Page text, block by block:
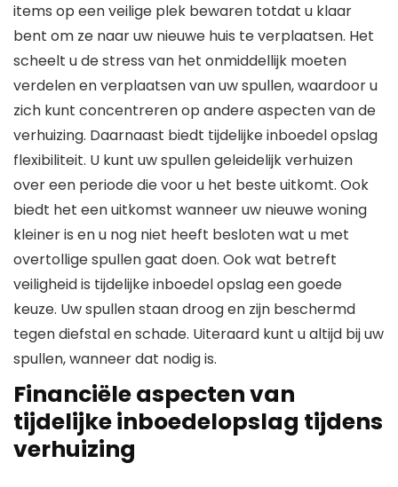
items op een veilige plek bewaren totdat u klaar
bent om ze naar uw nieuwe huis te verplaatsen. Het
scheelt u de stress van het onmiddellijk moeten
verdelen en verplaatsen van uw spullen, waardoor u
zich kunt concentreren op andere aspecten van de
verhuizing. Daarnaast biedt tijdelijke inboedel opslag
flexibiliteit. U kunt uw spullen geleidelijk verhuizen
over een periode die voor u het beste uitkomt. Ook
biedt het een uitkomst wanneer uw nieuwe woning
kleiner is en u nog niet heeft besloten wat u met
overtollige spullen gaat doen. Ook wat betreft
veiligheid is tijdelijke inboedel opslag een goede
keuze. Uw spullen staan droog en zijn beschermd
tegen diefstal en schade. Uiteraard kunt u altijd bij uw
spullen, wanneer dat nodig is.
Financiële aspecten van
tijdelijke inboedelopslag tijdens
verhuizing